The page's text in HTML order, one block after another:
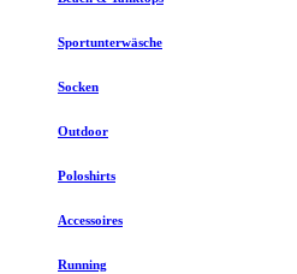
Sportunterwäsche
Socken
Outdoor
Poloshirts
Accessoires
Running